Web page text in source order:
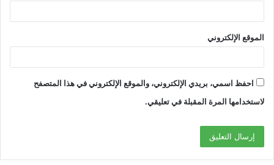
الموقع الإلكتروني
احفظ اسمي، بريدي الإلكتروني، والموقع الإلكتروني في هذا المتصفح
لاستخدامها المرة المقبلة في تعليقي.